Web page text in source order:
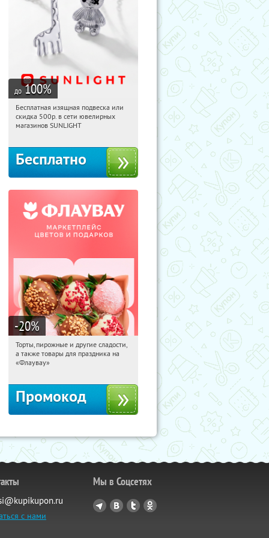
до 100%
19:37:39 Получили:
Россия
Бесплатная изящная подвеска или
скидка 500р. в сети ювелирных
магазинов SUNLIGHT
Бесплатно
-20%
19:37:39 Получили:
Россия
Торты, пирожные и другие сладости,
а также товары для праздника на
«Флаувау»
Промокод
с нами
Мы в Соцсетях